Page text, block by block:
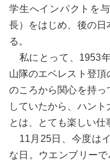
学生へインパクトを
長）をはじめ、後の日
る。
私にとって、1953
山隊のエベレスト登
のころから関心を持
していたから、ハン
とは、とても楽しい仕
11月25日、今度は
な日。ウエンブリー